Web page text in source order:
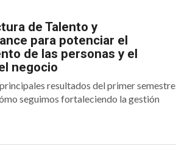
de Talento y
para potenciar el
de las personas y el
negocio
resultados del primer semestre
seguimos fortaleciendo la gestión